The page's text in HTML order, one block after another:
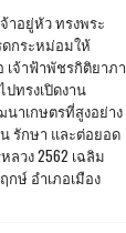
าอยู่หัว ทรงพระ
ดกระหม่อมให้
เจ้าฟ้าพัชรกิติยาภา
ทรงเปิดงาน
าเกษตรที่สูงอย่าง
รักษา และต่อยอด
ลวง 2562 เฉลิม
ษ์ อำเภอเมือง